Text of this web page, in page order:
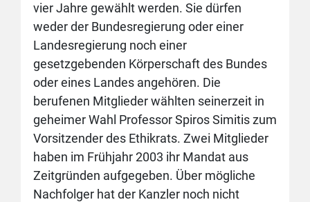
vier Jahre gewählt werden. Sie dürfen
weder der Bundesregierung oder einer
Landesregierung noch einer
gesetzgebenden Körperschaft des Bundes
oder eines Landes angehören. Die
berufenen Mitglieder wählten seinerzeit in
geheimer Wahl Professor Spiros Simitis zum
Vorsitzender des Ethikrats. Zwei Mitglieder
haben im Frühjahr 2003 ihr Mandat aus
Zeitgründen aufgegeben. Über mögliche
Nachfolger hat der Kanzler noch nicht